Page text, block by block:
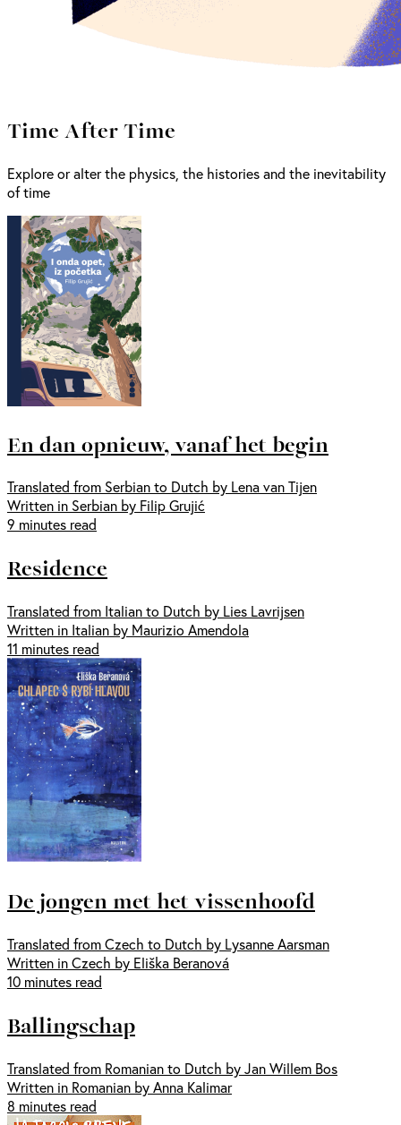
Time After Time
Explore or alter the physics, the histories and the inevitability
of time
En dan opnieuw, vanaf het begin
Translated from Serbian to Dutch by Lena van Tijen
Written in Serbian by Filip Grujić
9 minutes read
Residence
Translated from Italian to Dutch by Lies Lavrijsen
Written in Italian by Maurizio Amendola
11 minutes read
De jongen met het vissenhoofd
Translated from Czech to Dutch by Lysanne Aarsman
Written in Czech by Eliška Beranová
10 minutes read
Ballingschap
Translated from Romanian to Dutch by Jan Willem Bos
Written in Romanian by Anna Kalimar
8 minutes read